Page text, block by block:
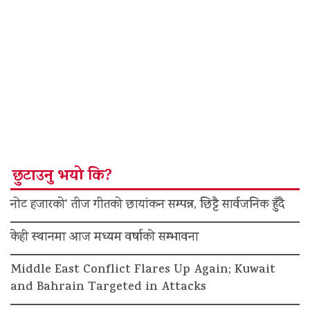
छुटाउनु भयो कि?
नोट हजारको’ तीज गीतको छायांकन सम्पन्न, छिट्टै सार्वजनिक हुँदै
केही स्थानमा आज मध्यम वर्षाको सम्भावना
Middle East Conflict Flares Up Again; Kuwait
and Bahrain Targeted in Attacks